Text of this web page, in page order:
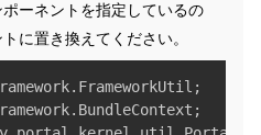
ーネントを指定しているの
に置き換えてください。
. FrameworkUtil ;
. BundleContext ;